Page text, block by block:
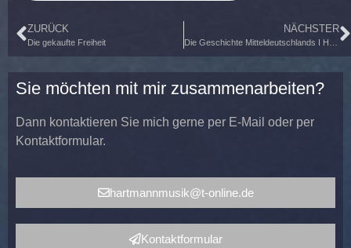
ZURÜCK
Die gekaufte Freiheit
NÄCHSTER
Sie möchten mit mir zusammenarbeiten?
Dann kontaktieren Sie mich gerne per E-Mail oder per
Kontaktformular.
hartmannmusik@t-online.de
Kontaktformular